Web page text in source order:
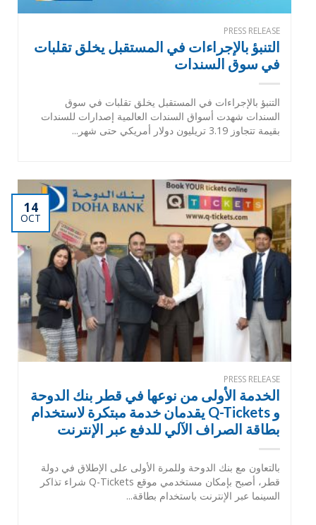
PRESS RELEASE
التنبؤ بالإجراءات في المستقبل يخلق تقلبات
في سوق السندات
التنبؤ بالإجراءات في المستقبل يخلق تقلبات في سوق
السندات شهدت أسواق السندات العالمية إصدارات للسندات
بقيمة تتجاوز 3.19 تريليون دولار أمريكي حتى شهر...
14
OCT
PRESS RELEASE
الخدمة الأولى من نوعها في قطر بنك الدوحة
و Q-Tickets يقدمان خدمة مبتكرة لاستخدام
بطاقة الصراف الآلي للدفع عبر الإنترنت
بالتعاون مع بنك الدوحة وللمرة الأولى على الإطلاق في دولة
قطر، أصبح بإمكان مستخدمي موقع Q-Tickets شراء تذاكر
السينما عبر الإنترنت باستخدام بطاقة...